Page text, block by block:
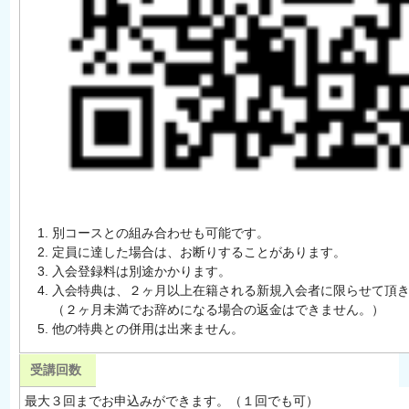
別コースとの組み合わせも可能です。
定員に達した場合は、お断りすることがあります。
入会登録料は別途かかります。
入会特典は、２ヶ月以上在籍される新規入会者に限らせて頂
（２ヶ月未満でお辞めになる場合の返金はできません。）
他の特典との併用は出来ません。
受講回数
最大３回までお申込みができます。（１回でも可）